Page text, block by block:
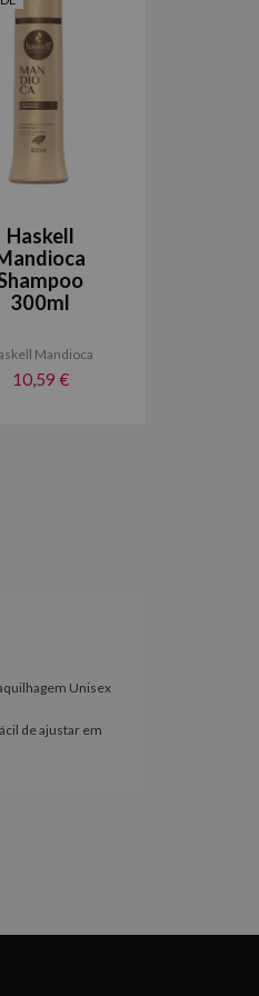
Haskell
300ml
Mandioca
10,59 €
Unisex
de ajustar em